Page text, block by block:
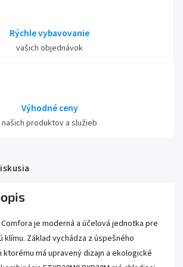
Rýchle vybavovanie
vašich objednávok
Výhodné ceny
našich produktov a služieb
je moderná a účelová jednotka pre
klímu. Základ vychádza z úspešného
má upravený dizajn a ekologické